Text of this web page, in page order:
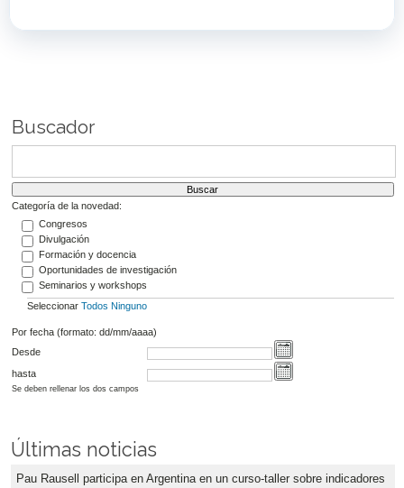
Buscador
Categoría de la novedad:
Congresos
Divulgación
Formación y docencia
Oportunidades de investigación
Seminarios y workshops
Seleccionar Todos Ninguno
Por fecha (formato: dd/mm/aaaa)
Desde
hasta
Se deben rellenar los dos campos
Últimas noticias
Pau Rausell participa en Argentina en un curso-taller sobre indicadores